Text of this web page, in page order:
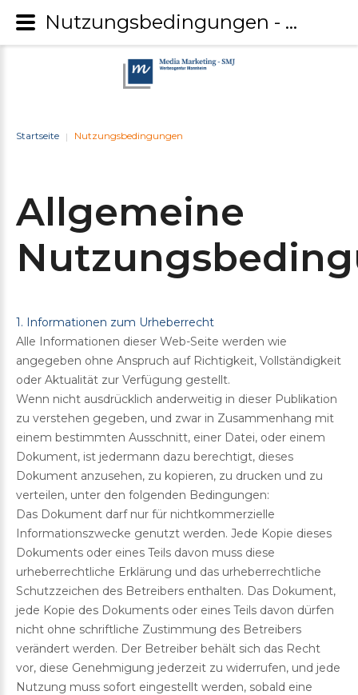
Startseite | Nutzungsbedingungen
Allgemeine
1. Informationen zum Urheberrecht
Alle Informationen dieser Web-Seite werden wie
angegeben ohne Anspruch auf Richtigkeit, Vollständigkeit
oder Aktualität zur Verfügung gestellt.
Wenn nicht ausdrücklich anderweitig in dieser Publikation
zu verstehen gegeben, und zwar in Zusammenhang mit
einem bestimmten Ausschnitt, einer Datei, oder einem
Dokument, ist jedermann dazu berechtigt, dieses
Dokument anzusehen, zu kopieren, zu drucken und zu
verteilen, unter den folgenden Bedingungen:
Das Dokument darf nur für nichtkommerzielle
Informationszwecke genutzt werden. Jede Kopie dieses
Dokuments oder eines Teils davon muss diese
urheberrechtliche Erklärung und das urheberrechtliche
Schutzzeichen des Betreibers enthalten. Das Dokument,
jede Kopie des Dokuments oder eines Teils davon dürfen
nicht ohne schriftliche Zustimmung des Betreibers
verändert werden. Der Betreiber behält sich das Recht
vor, diese Genehmigung jederzeit zu widerrufen, und jede
Nutzung muss sofort eingestellt werden, sobald eine
Nutzungsbedingungen - Media Marketing-SMJ